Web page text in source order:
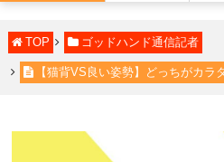
TOP ゴッドハンド通信記者
【猫背VS良い姿勢】どっちがカラ